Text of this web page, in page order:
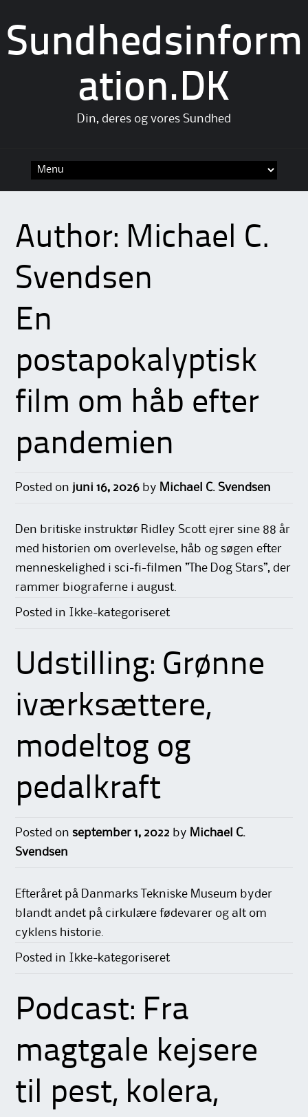
Sundhedsinform
ation.DK
Din, deres og vores Sundhed
Author: Michael C.
Svendsen
En
postapokalyptisk
film om håb efter
pandemien
Posted on juni 16, 2026 by Michael C. Svendsen
Den britiske instruktør Ridley Scott ejrer sine 88 år
med historien om overlevelse, håb og søgen efter
menneskelighed i sci-fi-filmen ”The Dog Stars”, der
rammer biograferne i august.
Posted in Ikke-kategoriseret
Udstilling: Grønne
iværksættere,
modeltog og
pedalkraft
Posted onseptember 1, 2022 by Michael C.
Svendsen
Efteråret på Danmarks Tekniske Museum byder
blandt andet på cirkulære fødevarer og alt om
cyklens historie.
Posted in Ikke-kategoriseret
Podcast: Fra
magtgale kejsere
til pest, kolera,